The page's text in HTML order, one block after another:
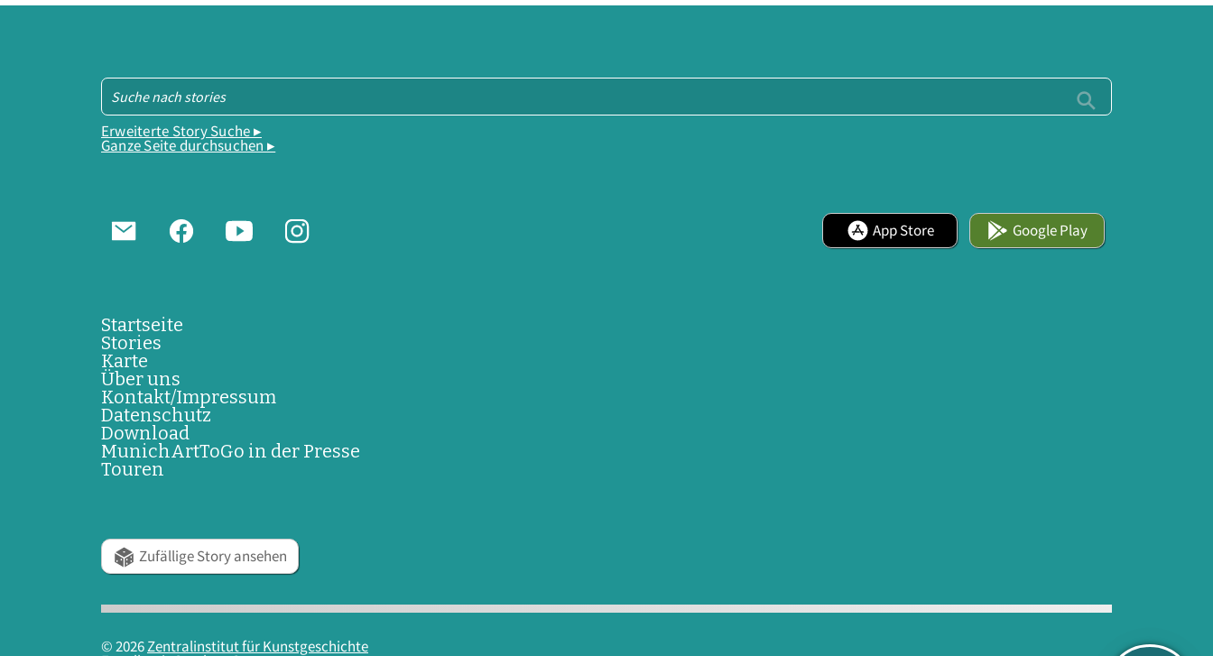
Erweiterte Story Suche ▸
Ganze Seite durchsuchen ▸
App Store Google Play
Startseite
Stories
Karte
Über uns
Kontakt/Impressum
Datenschutz
Download
MunichArtToGo in der Presse
Touren
Zufällige Story ansehen
© 2026Zentralinstitut für Kunstgeschichte